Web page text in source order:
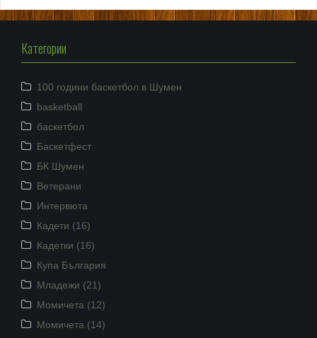
Категории
100 години баскетбол в Шумен
basketball
баскетбол
Баскетфест
БК Шумен
Ветерани
Интервюта
Кадети (16)
Кадетки (16)
Купа България
Младежи (21)
Момичета (12)
Момичета (14)